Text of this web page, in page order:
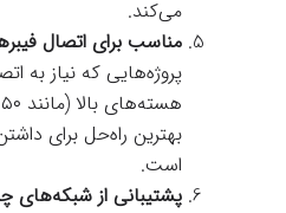
می‌کند.
مناسب برای اتصال
پروژه‌هایی که نیاز به
بهترین راه‌حل برای
است.
پشتیبانی از شبکه‌های